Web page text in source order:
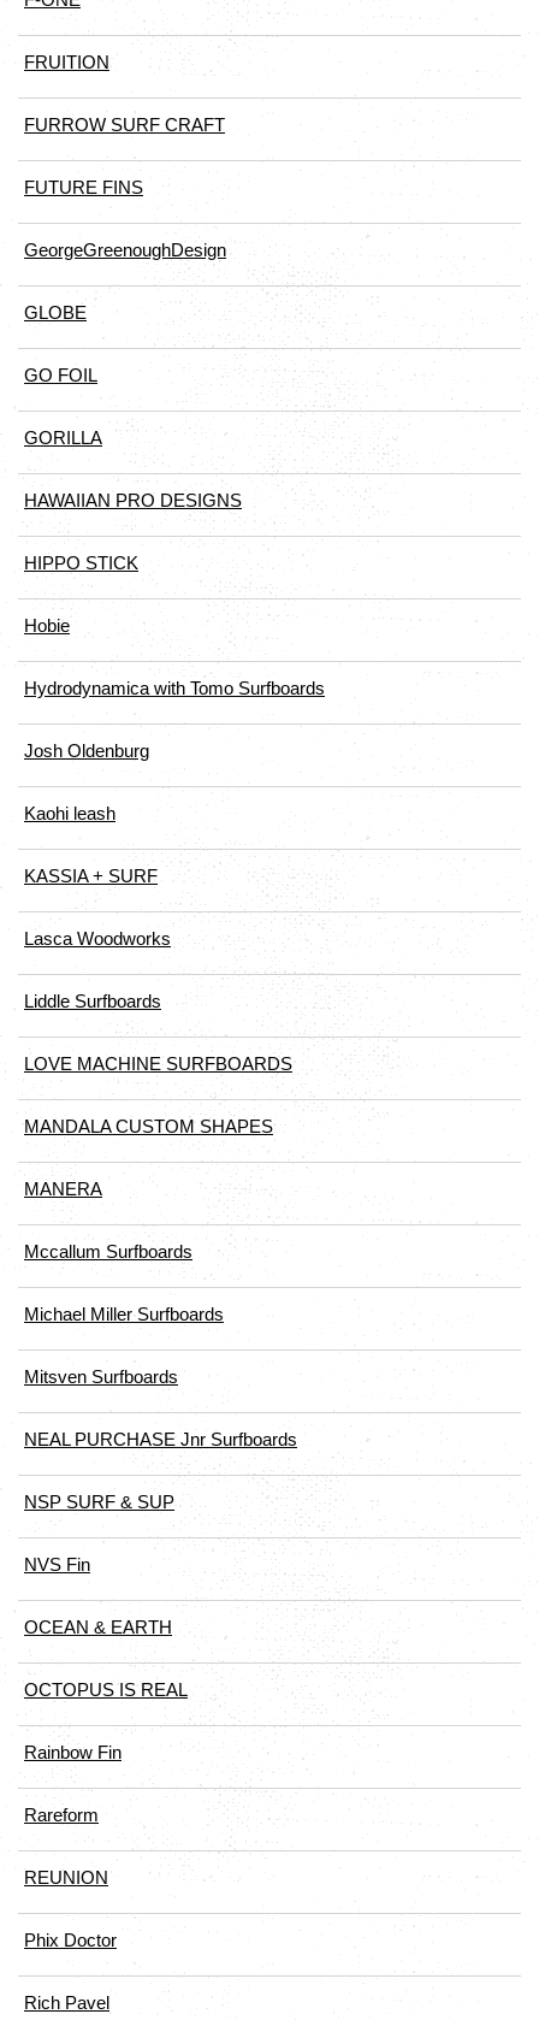
FRUITION
FURROW SURF CRAFT
FUTURE FINS
GeorgeGreenoughDesign
GLOBE
GO FOIL
GORILLA
HAWAIIAN PRO DESIGNS
HIPPO STICK
Hobie
Hydrodynamica with Tomo Surfboards
Josh Oldenburg
Kaohi leash
KASSIA + SURF
Lasca Woodworks
Liddle Surfboards
LOVE MACHINE SURFBOARDS
MANDALA CUSTOM SHAPES
MANERA
Mccallum Surfboards
Michael Miller Surfboards
Mitsven Surfboards
NEAL PURCHASE Jnr Surfboards
NSP SURF & SUP
NVS Fin
OCEAN & EARTH
OCTOPUS IS REAL
Rainbow Fin
Rareform
REUNION
Phix Doctor
Rich Pavel